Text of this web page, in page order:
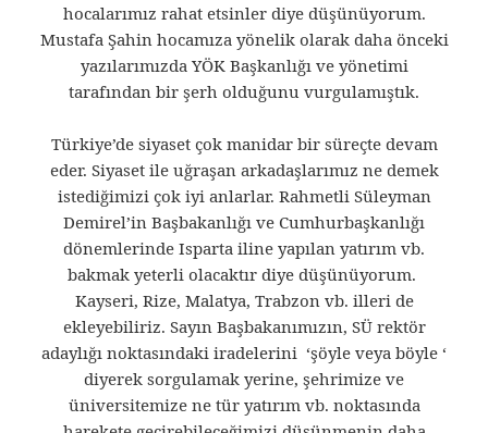
hocalarımız rahat etsinler diye düşünüyorum.
Mustafa Şahin hocamıza yönelik olarak daha önceki
yazılarımızda YÖK Başkanlığı ve yönetimi
tarafından bir şerh olduğunu vurgulamıştık.
Türkiye’de siyaset çok manidar bir süreçte devam
eder. Siyaset ile uğraşan arkadaşlarımız ne demek
istediğimizi çok iyi anlarlar. Rahmetli Süleyman
Demirel’in Başbakanlığı ve Cumhurbaşkanlığı
dönemlerinde Isparta iline yapılan yatırım vb.
bakmak yeterli olacaktır diye düşünüyorum.
Kayseri, Rize, Malatya, Trabzon vb. illeri de
ekleyebiliriz. Sayın Başbakanımızın, SÜ rektör
adaylığı noktasındaki iradelerini ‘şöyle veya böyle ‘
diyerek sorgulamak yerine, şehrimize ve
üniversitemize ne tür yatırım vb. noktasında